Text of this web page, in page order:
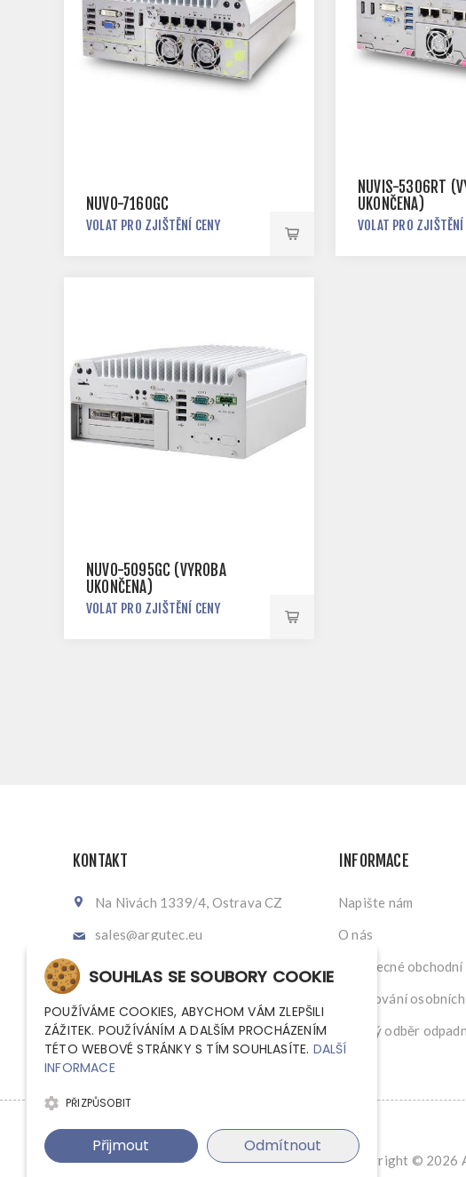
NUVO-7160GC
VOLAT PRO ZJIŠTĚNÍ CENY
NUVIS-5306RT
UKONČENA)
VOLAT PRO ZJIŠTĚNÍ
NUVO-5095GC (VÝROBA
UKONČENA)
VOLAT PRO ZJIŠTĚNÍ CENY
KONTAKT
Na Nivách 1339/4, Ostrava CZ
sales@argutec.eu
INFORMACE
Napište nám
O nás
Všeobecné
Zpracování
Zpětný odběr
Copyright © 2026
SOUHLAS SE SOUBORY COOKIE
POUŽÍVÁME COOKIES, ABYCHOM VÁM ZLEPŠILI
ZÁŽITEK. POUŽÍVÁNÍM A DALŠÍM PROCHÁZENÍM
TÉTO WEBOVÉ STRÁNKY S TÍM SOUHLASÍTE. DALŠÍ
INFORMACE
PŘIZPŮSOBIT
Přijmout Odmítnout